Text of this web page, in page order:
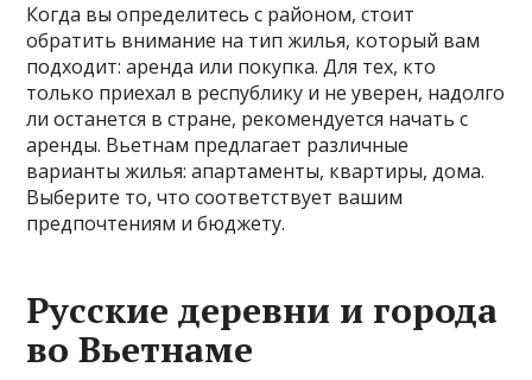
Когда вы определитесь с районом, стоит
обратить внимание на тип жилья, который вам
подходит: аренда или покупка. Для тех, кто
только приехал в республику и не уверен, надолго
ли останется в стране, рекомендуется начать с
аренды. Вьетнам предлагает различные
варианты жилья: апартаменты, квартиры, дома.
Выберите то, что соответствует вашим
предпочтениям и бюджету.
Русские деревни и города
во Вьетнаме